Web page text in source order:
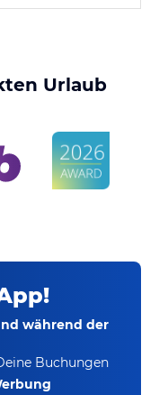
Urlaub
während der
Buchungen